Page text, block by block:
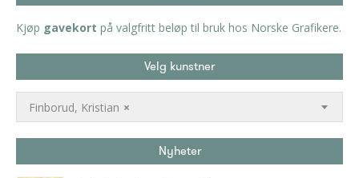
Kjøp gavekort på valgfritt beløp til bruk hos Norske Grafikere.
Velg kunstner
×
Finborud, Kristian
Nyheter